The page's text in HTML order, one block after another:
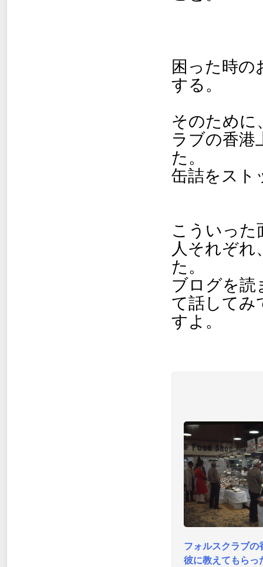
困った時の
する。
そのために
ラブの香港
た。
缶詰をスト
こういった
人それぞ
た。
ブログを読
て話してみ
すよ。
フォルスクラブ
彼に教えてもらっ